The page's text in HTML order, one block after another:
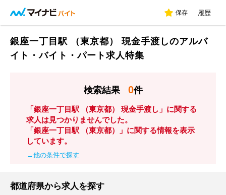
保存 履歴
銀座一丁目駅 （東京都） 現金手渡しのアルバ
イト・バイト・パート求人特集
検索結果 0件
「銀座一丁目駅 （東京都） 現金手渡し」に関する
求人は見つかりませんでした。
「銀座一丁目駅 （東京都）」に関する情報を表示
しています。
→他の条件で探す
都道府県から求人を探す